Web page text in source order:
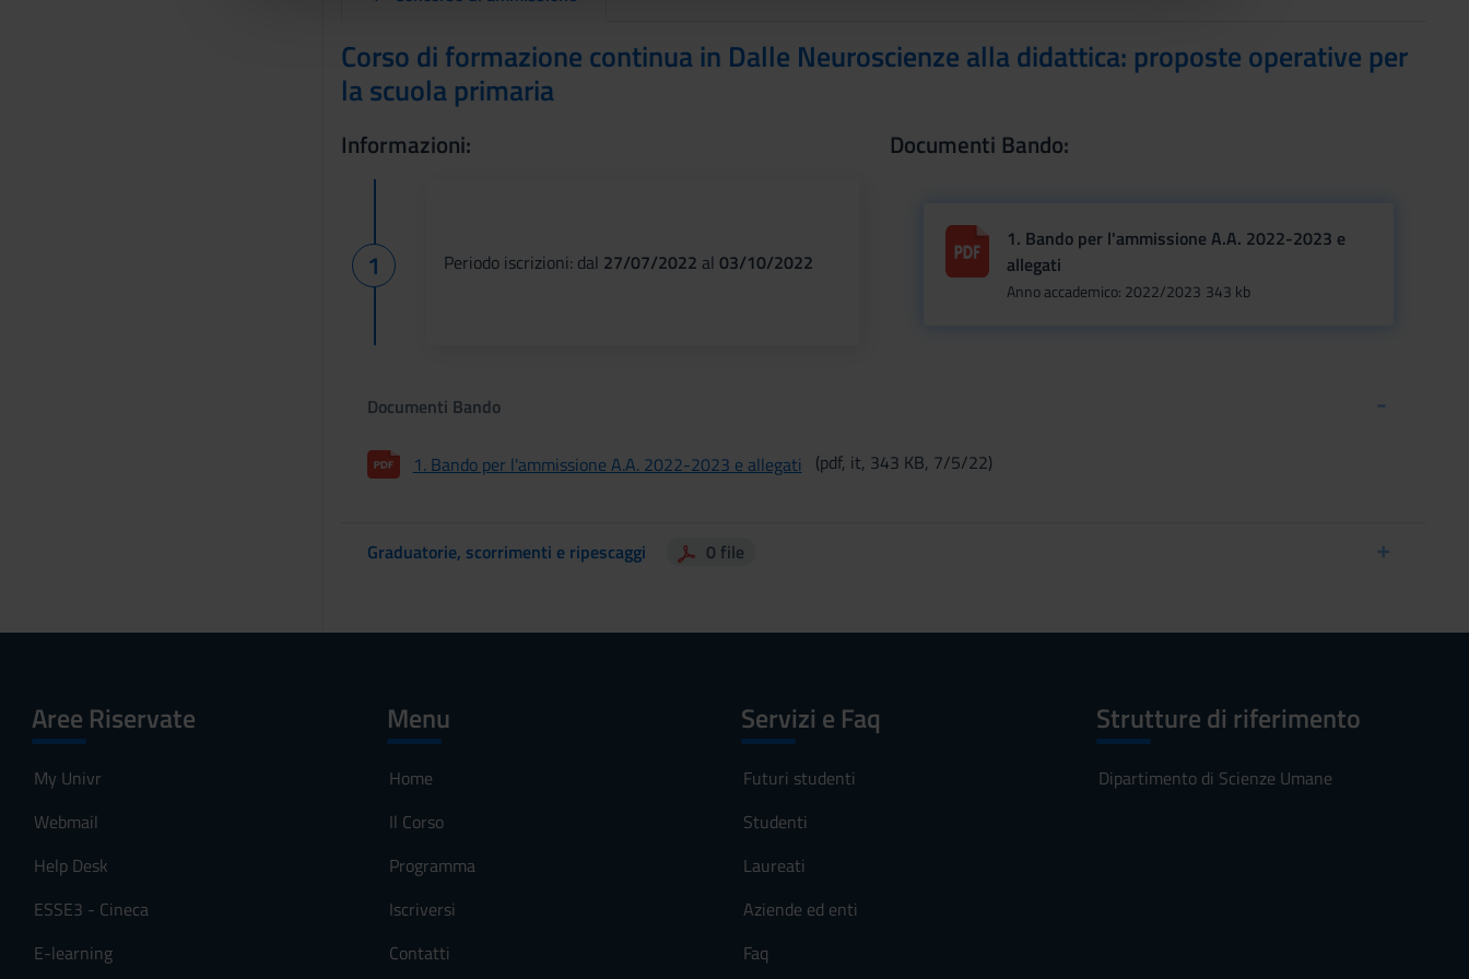
Corso di formazione continua in Dalle Neuroscienze alla didattica: proposte operative per
la scuola primaria
Informazioni:
Periodo iscrizioni: dal 27/07/2022 al 03/10/2022
Documenti Bando:
1. Bando per l'ammissione A.A. 2022-2023 e
allegati
Anno accademico: 2022/2023 343 kb
Documenti Bando
1. Bando per l'ammissione A.A. 2022-2023 e allegati (pdf, it, 343 KB, 7/5/22)
Graduatorie, scorrimenti e ripescaggi 0 file
Aree Riservate
My Univr
Webmail
Help Desk
ESSE3 - Cineca
E-learning
Menu
Home
Il Corso
Programma
Iscriversi
Contatti
Servizi e Faq
Futuri studenti
Studenti
Laureati
Aziende ed enti
Faq
Strutture di riferimento
Dipartimento di Scienze Umane